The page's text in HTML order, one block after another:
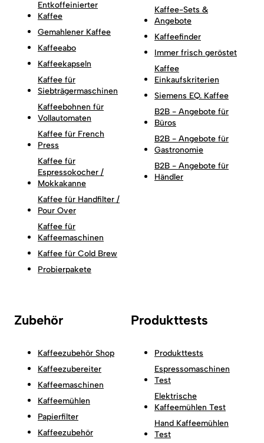
Entkoffeinierter
Kaffee
Gemahlener Kaffee
Kaffeeabo
Kaffeekapseln
Kaffee für
Siebträgermaschinen
Kaffeebohnen für
Vollautomaten
Kaffee für French
Press
Kaffee für
Espressokocher /
Mokkakanne
Kaffee für Handfilter /
Pour Over
Kaffee für
Kaffeemaschinen
Kaffee für Cold Brew
Probierpakete
Kaffee-Sets &
Angebote
Kaffeefinder
Immer frisch geröstet
Kaffee
Einkaufskriterien
Siemens EQ. Kaffee
B2B - Angebote für
Büros
B2B - Angebote für
Gastronomie
B2B - Angebote für
Händler
Zubehör
Kaffeezubehör Shop
Kaffeezubereiter
Kaffeemaschinen
Kaffeemühlen
Papierfilter
Kaffeezubehör
Produkttests
Produkttests
Espressomaschinen
Test
Elektrische
Kaffeemühlen Test
Hand Kaffeemühlen
Test